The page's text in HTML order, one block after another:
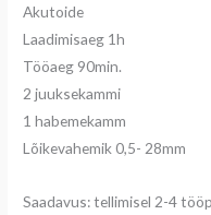
Akutoide
Laadimisaeg 1h
Tööaeg 90min.
2 juuksekammi
1 habemekamm
Lõikevahemik 0,5- 28mm
Saadavus: tellimisel 2-4